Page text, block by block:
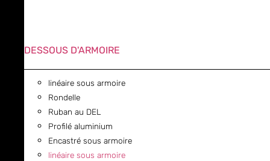
DESSOUS D'ARMOIRE
linéaire sous armoire
Rondelle
Ruban au DEL
Profilé aluminium
Encastré sous armoire
linéaire sous armoire